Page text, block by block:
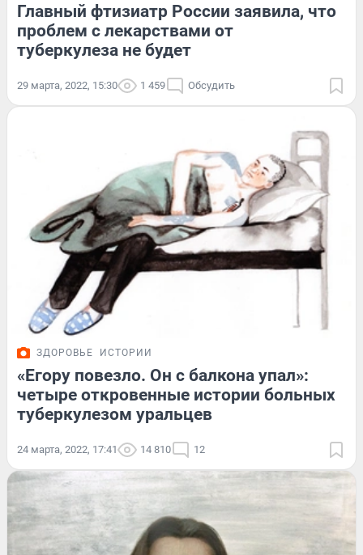
Главный фтизиатр России заявила, что
проблем с лекарствами от
туберкулеза не будет
29 марта, 2022, 15:30 1 459 Обсудить
ЗДОРОВЬЕ ИСТОРИИ
«Егору повезло. Он с балкона упал»:
четыре откровенные истории больных
туберкулезом уральцев
24 марта, 2022, 17:41 14 810 12